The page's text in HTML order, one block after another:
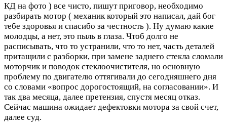
КД на фото ) все чисто, пишут приговор, необходимо
разбирать мотор ( механик который это написал, дай бог
тебе здоровья и спасибо за честность ). Ну думаю какие
молодцы, а нет, это пыль в глаза. Чтоб долго не
расписывать, что то устранили, что то нет, часть деталей
притащили с разборки, при замене заднего стекла сломали
моторчик и поводок стеклоочистителя, но основную
проблему по двигателю оттягивали до сегодняшнего дня
со словами «вопрос дорогостоящий, на согласовании». И
так два месяца, далее претензия, спустя месяц отказ.
Сейчас машина ожидает дефектовки мотора за свой счет,
далее суд.